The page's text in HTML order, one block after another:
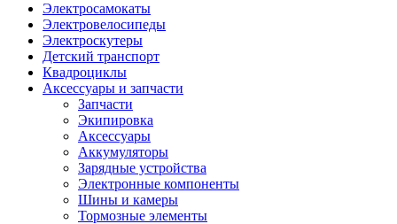
Электросамокаты
Электровелосипеды
Электроскутеры
Детский транспорт
Квадроциклы
Аксессуары и запчасти
Запчасти
Экипировка
Аксессуары
Аккумуляторы
Зарядные устройства
Электронные компоненты
Шины и камеры
Тормозные элементы